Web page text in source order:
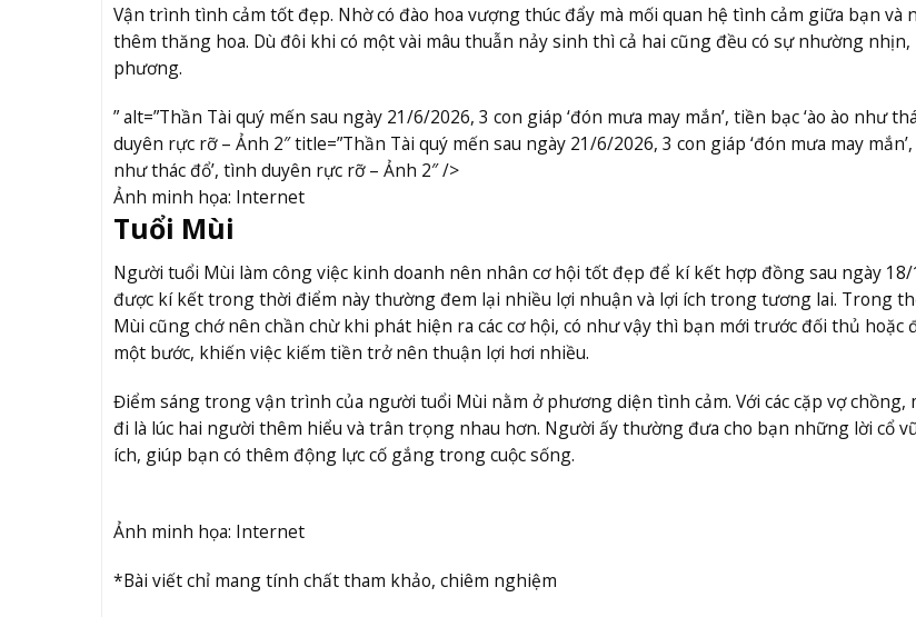
Vận trình tình cảm tốt đẹp. Nhờ có đào hoa vượng thúc đẩy mà mối quan hệ tình cảm giữa bạn và
thêm thăng hoa. Dù đôi khi có một vài mâu thuẫn nảy sinh thì cả hai cũng đều có sự nhường nhịn,
phương.
” alt=”Thần Tài quý mến sau ngày 21/6/2026, 3 con giáp ‘đón mưa may mắn’, tiền bạc ‘ào ào như
duyên rực rỡ – Ảnh 2″ title=”Thần Tài quý mến sau ngày 21/6/2026, 3 con giáp ‘đón mưa may mắn’,
như thác đổ’, tình duyên rực rỡ – Ảnh 2″ />
Ảnh minh họa: Internet
Tuổi Mùi
Người tuổi Mùi làm công việc kinh doanh nên nhân cơ hội tốt đẹp để kí kết hợp đồng sau ngày
được kí kết trong thời điểm này thường đem lại nhiều lợi nhuận và lợi ích trong tương lai. Trong
Mùi cũng chớ nên chần chừ khi phát hiện ra các cơ hội, có như vậy thì bạn mới trước đối thủ hoặc
một bước, khiến việc kiếm tiền trở nên thuận lợi hơi nhiều.
Điểm sáng trong vận trình của người tuổi Mùi nằm ở phương diện tình cảm. Với các cặp vợ chồng,
đi là lúc hai người thêm hiểu và trân trọng nhau hơn. Người ấy thường đưa cho bạn những lời cổ
ích, giúp bạn có thêm động lực cố gắng trong cuộc sống.
Ảnh minh họa: Internet
*Bài viết chỉ mang tính chất tham khảo, chiêm nghiệm